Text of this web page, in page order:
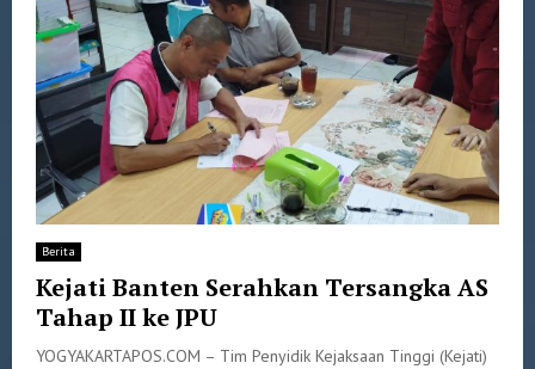
Berita
Kejati Banten Serahkan Tersangka AS
Tahap II ke JPU
YOGYAKARTAPOS.COM – Tim Penyidik Kejaksaan Tinggi (Kejati)